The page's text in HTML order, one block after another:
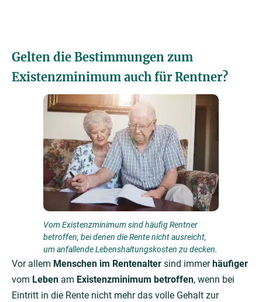
Gelten die Bestimmungen zum
Existenzminimum auch für Rentner?
Vom Existenzminimum sind häufig Rentner
betroffen, bei denen die Rente nicht ausreicht,
um anfallende Lebenshaltungskosten zu decken.
Vor allem Menschen im Rentenalter sind immer häufiger
vom Leben am Existenzminimum betroffen, wenn bei
Eintritt in die Rente nicht mehr das volle Gehalt zur